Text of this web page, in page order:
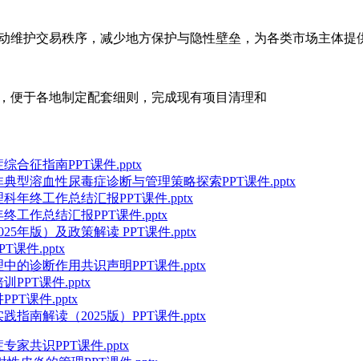
维护交易秩序，减少地方保护与隐性壁垒，为各类市场主体提
便于各地制定配套细则，完成现有项目清理和
合征指南PPT课件.pptx
型溶血性尿毒症诊断与管理策略探索PPT课件.pptx
年终工作总结汇报PPT课件.pptx
工作总结汇报PPT课件.pptx
年版）及政策解读 PPT课件.pptx
课件.pptx
的诊断作用共识声明PPT课件.pptx
PPT课件.pptx
课件.pptx
指南解读（2025版）PPT课件.pptx
家共识PPT课件.pptx